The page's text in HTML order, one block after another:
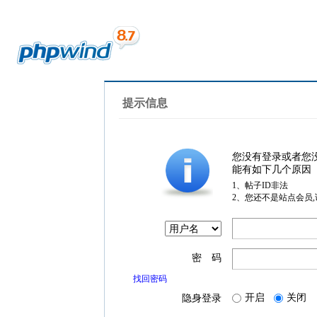
提示信息
您没有登录或者您
能有如下几个原因
1、帖子ID非法
2、您还不是站点会员
密 码
找回密码
隐身登录 开启 关闭